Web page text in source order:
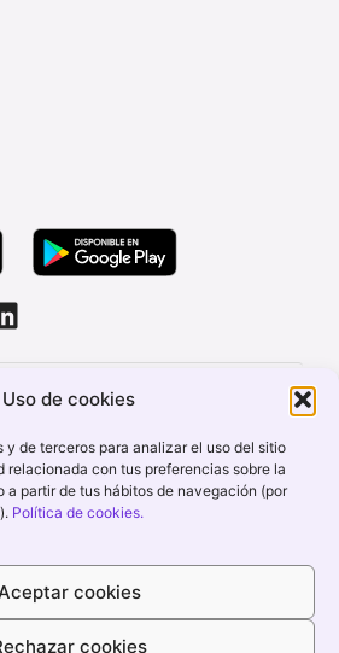
Uso de cookies
de terceros para analizar el uso del sitio
relacionada con tus preferencias sobre la
a partir de tus hábitos de navegación (por
Política de cookies.
cookies
cookies
España
de Protección de datos
© 2026 • Todos los